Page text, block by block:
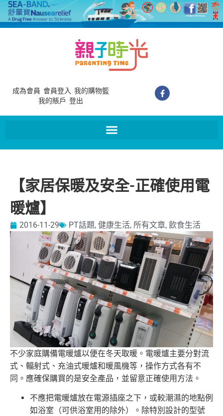
成為會員 會員登入 我的購物籃
我的賬戶 登出
【家居保暖及安全-正確使用電
暖爐】
2016-11-29 PT話題, 健康生活, 所有文章, 飲食生活
不少家庭購備電暖爐以便在冬天取暖。電暖爐主要分對流
式、輻射式 、充油式暖爐和暖風機等，操作方式各有不
同。應確保購買的是安全產品，並留意正確使用方法。
不應把電暖爐放在電源插座之下，或較潮濕的地點例
如浴室（可供浴室用的除外）。除特別設計的型號